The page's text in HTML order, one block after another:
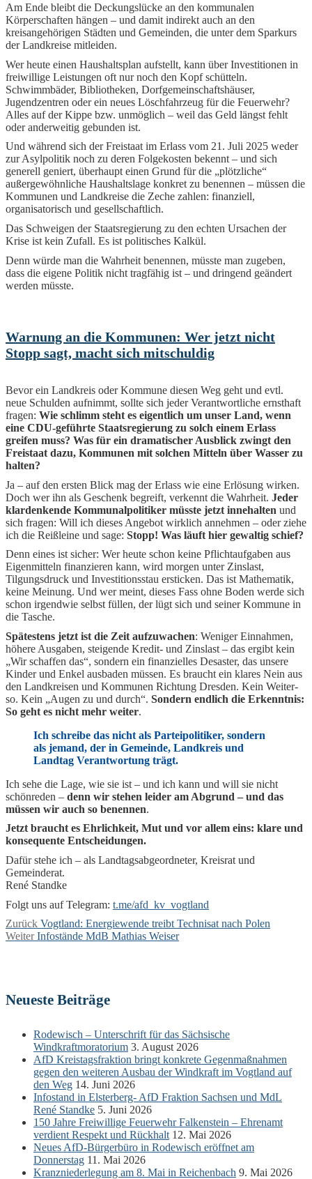
Am Ende bleibt die Deckungslücke an den kommunalen
Körperschaften hängen – und damit indirekt auch an den
kreisangehörigen Städten und Gemeinden, die unter dem Sparkurs
der Landkreise mitleiden.
Wer heute einen Haushaltsplan aufstellt, kann über Investitionen in
freiwillige Leistungen oft nur noch den Kopf schütteln.
Schwimmbäder, Bibliotheken, Dorfgemeinschaftshäuser,
Jugendzentren oder ein neues Löschfahrzeug für die Feuerwehr?
Alles auf der Kippe bzw. unmöglich – weil das Geld längst fehlt
oder anderweitig gebunden ist.
Und während sich der Freistaat im Erlass vom 21. Juli 2025 weder
zur Asylpolitik noch zu deren Folgekosten bekennt – und sich
generell geniert, überhaupt einen Grund für die „plötzliche“
außergewöhnliche Haushaltslage konkret zu benennen – müssen die
Kommunen und Landkreise die Zeche zahlen: finanziell,
organisatorisch und gesellschaftlich.
Das Schweigen der Staatsregierung zu den echten Ursachen der
Krise ist kein Zufall. Es ist politisches Kalkül.
Denn würde man die Wahrheit benennen, müsste man zugeben,
dass die eigene Politik nicht tragfähig ist – und dringend geändert
werden müsste.
Warnung an die Kommunen: Wer jetzt nicht
Stopp sagt, macht sich mitschuldig
Bevor ein Landkreis oder Kommune diesen Weg geht und evtl.
neue Schulden aufnimmt, sollte sich jeder Verantwortliche ernsthaft
fragen: Wie schlimm steht es eigentlich um unser Land, wenn
eine CDU-geführte Staatsregierung zu solch einem Erlass
greifen muss? Was für ein dramatischer Ausblick zwingt den
Freistaat dazu, Kommunen mit solchen Mitteln über Wasser zu
halten?
Ja – auf den ersten Blick mag der Erlass wie eine Erlösung wirken.
Doch wer ihn als Geschenk begreift, verkennt die Wahrheit. Jeder
klardenkende Kommunalpolitiker müsste jetzt innehalten und
sich fragen: Will ich dieses Angebot wirklich annehmen – oder ziehe
ich die Reißleine und sage: Stopp! Was läuft hier gewaltig schief?
Denn eines ist sicher: Wer heute schon keine Pflichtaufgaben aus
Eigenmitteln finanzieren kann, wird morgen unter Zinslast,
Tilgungsdruck und Investitionsstau ersticken. Das ist Mathematik,
keine Meinung. Und wer meint, dieses Fass ohne Boden werde sich
schon irgendwie selbst füllen, der lügt sich und seiner Kommune in
die Tasche.
Spätestens jetzt ist die Zeit aufzuwachen: Weniger Einnahmen,
höhere Ausgaben, steigende Kredit- und Zinslast – das ergibt kein
„Wir schaffen das“, sondern ein finanzielles Desaster, das unsere
Kinder und Enkel ausbaden müssen. Es braucht ein klares Nein aus
den Landkreisen und Kommunen Richtung Dresden. Kein Weiter-
so. Kein „Augen zu und durch“. Sondern endlich die Erkenntnis:
So geht es nicht mehr weiter.
Ich schreibe das nicht als Parteipolitiker, sondern
als jemand, der in Gemeinde, Landkreis und
Landtag Verantwortung trägt.
Ich sehe die Lage, wie sie ist – und ich kann und will sie nicht
schönreden – denn wir stehen leider am Abgrund – und das
müssen wir auch so benennen.
Jetzt braucht es Ehrlichkeit, Mut und vor allem eins: klare und
konsequente Entscheidungen.
Dafür stehe ich – als Landtagsabgeordneter, Kreisrat und
Gemeinderat.
René Standke
Folgt uns auf Telegram: t.me/afd_kv_vogtland
Beitragsnavigation
Zurück Vorheriger
Beitrag:
Vogtland: Energiewende treibt Technisat nach Polen
Weiter Nächster
Infostände MdB Mathias Weiser
Neueste Beiträge
Rodewisch – Unterschrift für das Sächsische
Windkraftmoratorium 3. August 2026
AfD Kreistagsfraktion bringt konkrete Gegenmaßnahmen
gegen den weiteren Ausbau der Windkraft im Vogtland auf
den Weg 14. Juni 2026
Infostand in Elsterberg- AfD Fraktion Sachsen und MdL
René Standke 5. Juni 2026
150 Jahre Freiwillige Feuerwehr Falkenstein – Ehrenamt
verdient Respekt und Rückhalt 12. Mai 2026
Neues AfD-Bürgerbüro in Rodewisch eröffnet am
Donnerstag 11. Mai 2026
Kranzniederlegung am 8. Mai in Reichenbach 9. Mai 2026